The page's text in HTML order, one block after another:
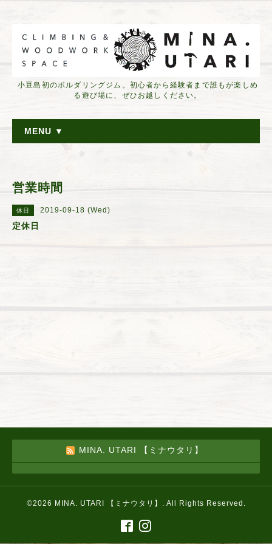
小豆島初のボルダリングジム。初心者から経験者まで誰もが楽しめ
る遊び場に、ぜひお越しください。
MENU ▼
営業時間
休日 2019-09-18 (Wed)
定休日
MINA. UTARI 【ミナウタリ】
©2026 MINA. UTARI 【ミナウタリ】 . All Rights Reserved.